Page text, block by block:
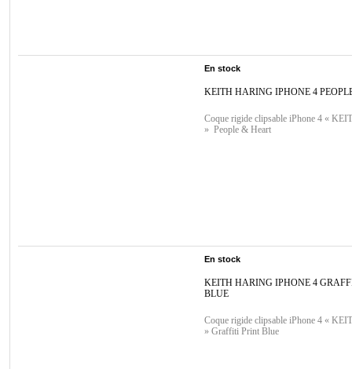
En stock
KEITH HARING IPHONE 4
Coque rigide clipsable iPhone 4 «
» People & Heart
En stock
KEITH HARING IPHONE 4
BLUE
Coque rigide clipsable iPhone 4 «
» Graffiti Print Blue